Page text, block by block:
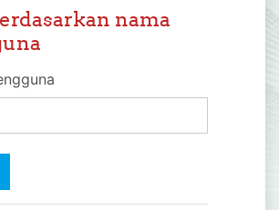
nama pengguna
nama